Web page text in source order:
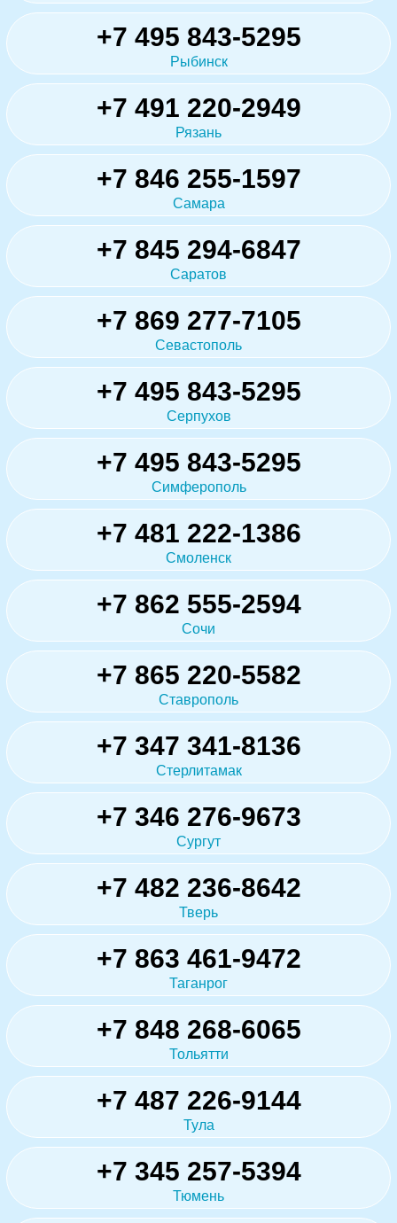
+7 495 843-5295
Рыбинск
+7 491 220-2949
Рязань
+7 846 255-1597
Самара
+7 845 294-6847
Саратов
+7 869 277-7105
Севастополь
+7 495 843-5295
Серпухов
+7 495 843-5295
Симферополь
+7 481 222-1386
Смоленск
+7 862 555-2594
Сочи
+7 865 220-5582
Ставрополь
+7 347 341-8136
Стерлитамак
+7 346 276-9673
Сургут
+7 482 236-8642
Тверь
+7 863 461-9472
Таганрог
+7 848 268-6065
Тольятти
+7 487 226-9144
Тула
+7 345 257-5394
Тюмень